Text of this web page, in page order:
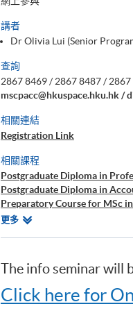
講者
Dr Olivia Lui (Senior
查詢
2867 8469 / 2867 8487 / 2867
mscpacc@hkuspace.hku.hk /
相關連結
Registration Link
相關課程
Postgraduate Diploma in
Postgraduate Diploma in
Preparatory Course for MSc
Certificate for Module
Certificate for Module
Certificate for Module
Diploma in Accounting and
更多相
The info seminar will
Click here for